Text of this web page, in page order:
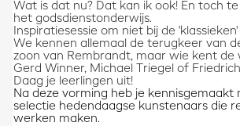
Wat is dat nu? Dat kan ik ook! En toch
het godsdienstonderwijs.
Inspiratiesessie om niet bij de
We kennen allemaal de terugkeer van
zoon van Rembrandt, maar wie kent de
Gerd Winner, Michael Triegel of
Daag je leerlingen uit!
Na deze vorming heb je kennisgemaakt
selectie hedendaagse kunstenaars die
werken maken.